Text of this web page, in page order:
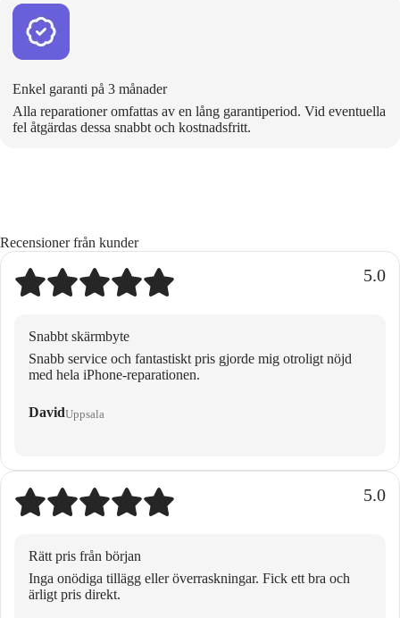
Enkel garanti på 3 månader
Alla reparationer omfattas av en lång garantiperiod. Vid eventuella
fel åtgärdas dessa snabbt och kostnadsfritt.
Recensioner från kunder
5.0
Snabbt skärmbyte
Snabb service och fantastiskt pris gjorde mig otroligt nöjd
med hela iPhone-reparationen.
DavidUppsala
5.0
Rätt pris från början
Inga onödiga tillägg eller överraskningar. Fick ett bra och
ärligt pris direkt.